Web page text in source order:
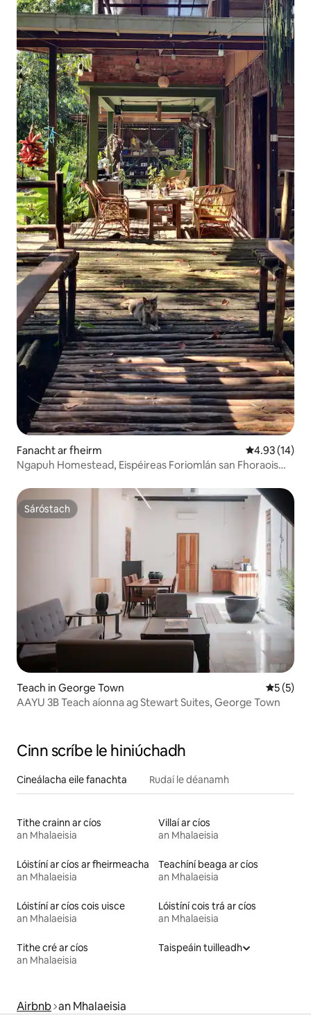
Fanacht ar fheirm Meánrátáil
4.93 (14)
Ngapuh Homestead, Eispéireas Foriomlán san Fhoraois
Sáróstach
Sáróstach
Teach in George Town
5 (5)
AAYU 3B Teach aíonna ag Stewart Suites, George Town
Cinn scríbe le hiniúchadh
Cineálacha eile fanachta Rudaí le déanamh
Tithe crainn ar cíos
an Mhalaeisia
Villaí ar cíos
an Mhalaeisia
Lóistíní ar cíos ar fheirmeacha
an Mhalaeisia
Teachíní beaga ar cíos
an Mhalaeisia
Lóistíní ar cíos cois uisce
an Mhalaeisia
Lóistíní cois trá ar cíos
an Mhalaeisia
Tithe cré ar cíos
an Mhalaeisia
Taispeáin tuilleadh
Airbnb an Mhalaeisia